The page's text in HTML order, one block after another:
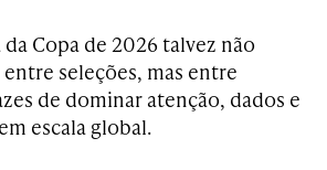
Copa de 2026 talvez não
seleções, mas entre
de dominar atenção, dados e
escala global.